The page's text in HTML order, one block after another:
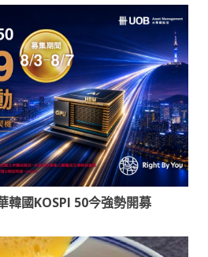
韓國KOSPI 50今強勢開募